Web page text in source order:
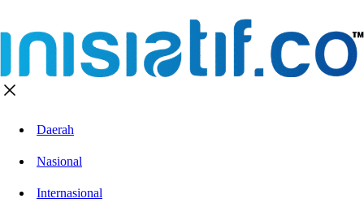
Daerah
Nasional
Internasional